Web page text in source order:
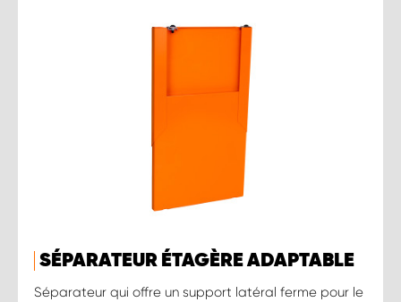
SÉPARATEUR ÉTAGÈRE ADAPTABLE
Séparateur qui offre un support latéral ferme pour le